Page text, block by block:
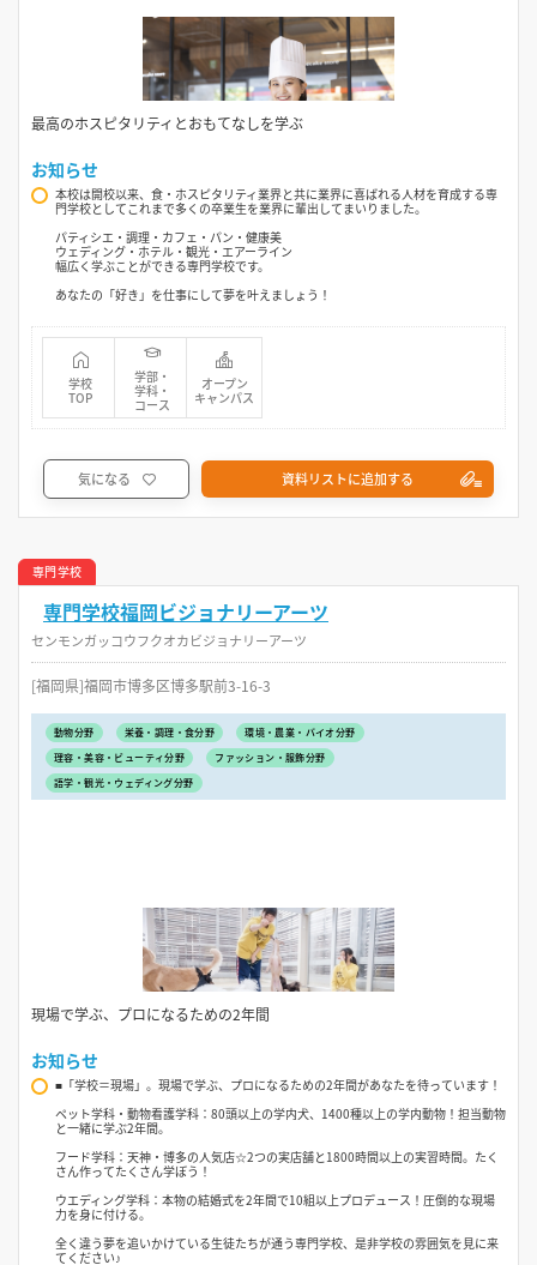
最高のホスピタリティとおもてなしを学ぶ
お知らせ
本校は開校以来、食・ホスピタリティ業界と共に業界に喜ばれる人材を育成する専
門学校としてこれまで多くの卒業生を業界に輩出してまいりました。
パティシエ・調理・カフェ・パン・健康美
ウェディング・ホテル・観光・エアーライン
幅広く学ぶことができる専門学校です。
あなたの「好き」を仕事にして夢を叶えましょう！
学校
TOP
学部・
学科・
コース
オープン
キャンパス
気になる 資料リストに追加する
専門学校
専門学校福岡ビジョナリーアーツ
センモンガッコウフクオカビジョナリーアーツ
[福岡県]福岡市博多区博多駅前3-16-3
動物分野 栄養・調理・食分野
環境・農業・バイオ分野
理容・美容・ビューティ分野
ファッション・服飾分野
語学・観光・ウェディング分野
現場で学ぶ、プロになるための2年間
お知らせ
■「学校＝現場」。現場で学ぶ、プロになるための2年間があなたを待っています！
ペット学科・動物看護学科：80頭以上の学内犬、1400種以上の学内動物！担当動物
と一緒に学ぶ2年間。
フード学科：天神・博多の人気店☆2つの実店舗と1800時間以上の実習時間。たく
さん作ってたくさん学ぼう！
ウエディング学科：本物の結婚式を2年間で10組以上プロデュース！圧倒的な現場
力を身に付ける。
全く違う夢を追いかけている生徒たちが通う専門学校、是非学校の雰囲気を見に来
てください♪